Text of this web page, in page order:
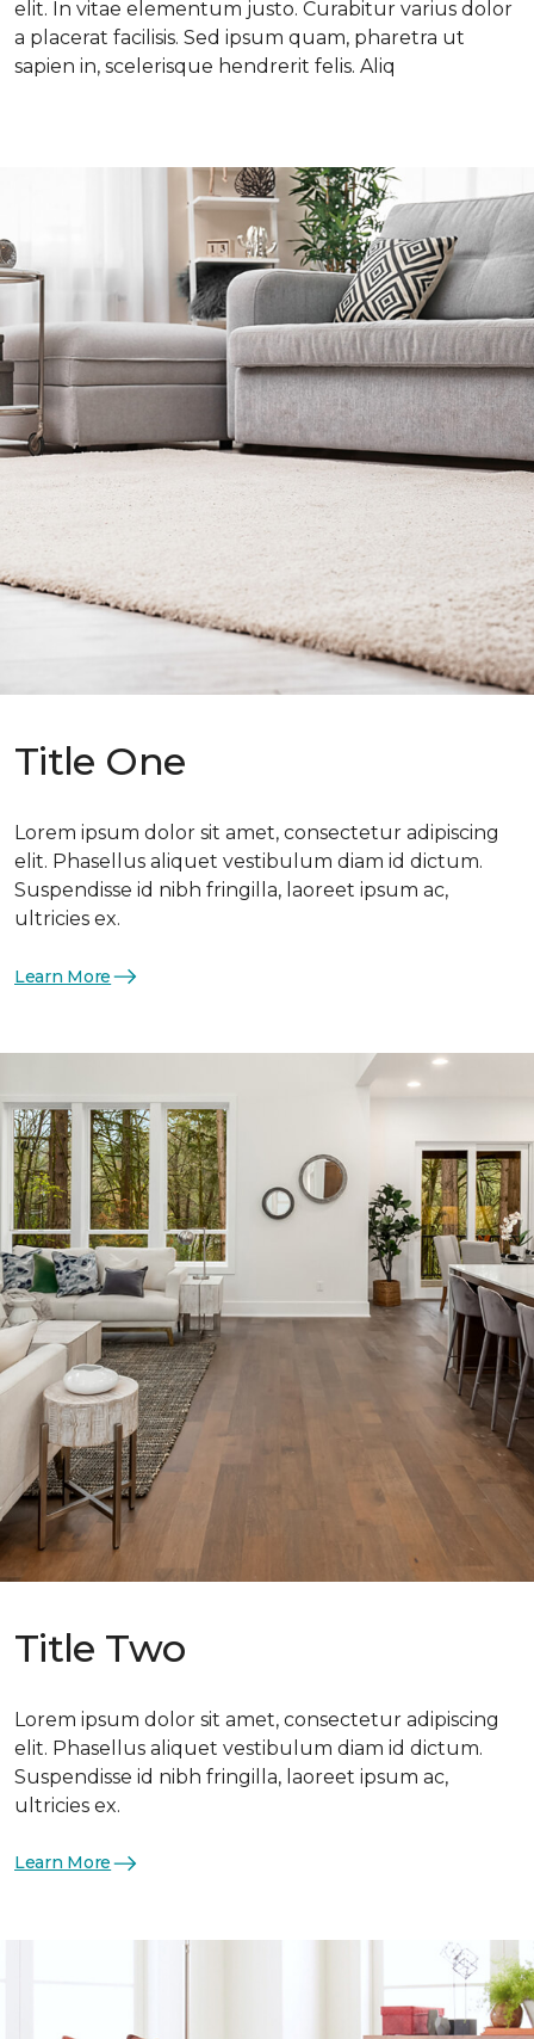
elit. In vitae elementum justo. Curabitur varius dolor
a placerat facilisis. Sed ipsum quam, pharetra ut
sapien in, scelerisque hendrerit felis. Aliq
Title One
Lorem ipsum dolor sit amet, consectetur adipiscing
elit. Phasellus aliquet vestibulum diam id dictum.
Suspendisse id nibh fringilla, laoreet ipsum ac,
ultricies ex.
Learn More
Title Two
Lorem ipsum dolor sit amet, consectetur adipiscing
elit. Phasellus aliquet vestibulum diam id dictum.
Suspendisse id nibh fringilla, laoreet ipsum ac,
ultricies ex.
Learn More